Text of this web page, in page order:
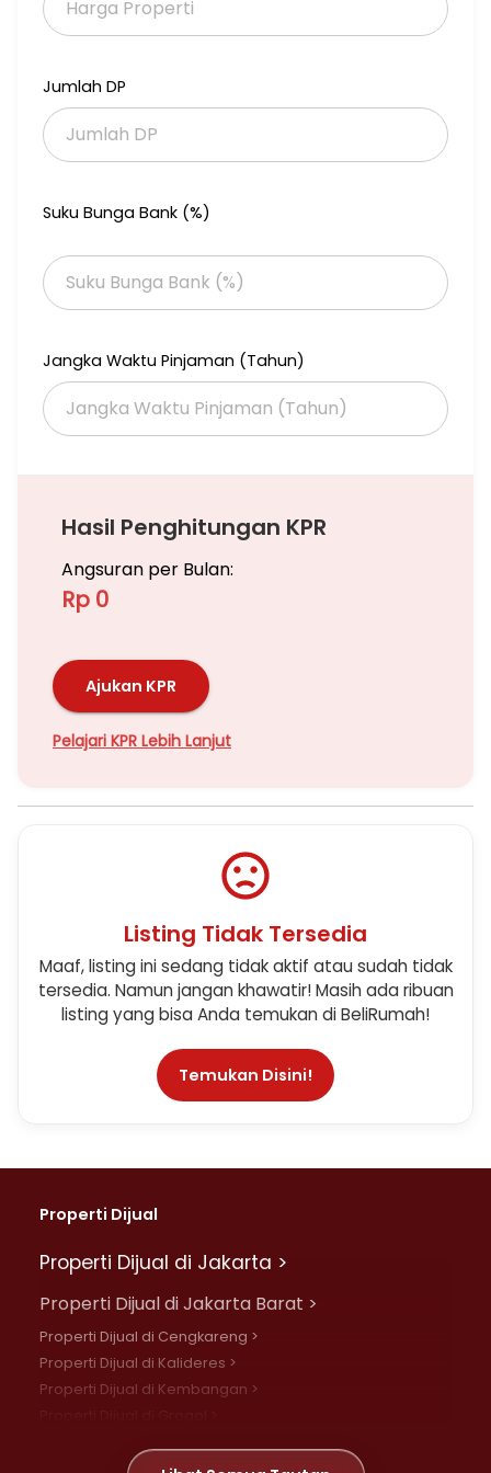
Harga Sewa: 1.7M/Tahun
Minimal Sewa 2 Tahun
CcFrans
Jumlah DP
Suku Bunga Bank (%)
Jangka Waktu Pinjaman (Tahun)
Hasil Penghitungan KPR
Angsuran per Bulan:
Rp 0
Ajukan KPR
Pelajari KPR Lebih Lanjut
Listing Tidak Tersedia
Maaf, listing ini sedang tidak aktif atau sudah tidak
tersedia. Namun jangan khawatir! Masih ada ribuan
listing yang bisa Anda temukan di BeliRumah!
Temukan Disini!
Properti Dijual
Properti Dijual di Jakarta >
Properti Dijual di Jakarta Barat >
Properti Dijual di Cengkareng >
Properti Dijual di Kalideres >
Properti Dijual di Kembangan >
Properti Dijual di Meruya >